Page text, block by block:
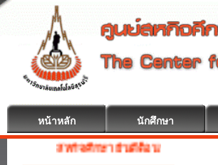
หน้าหลัก นักศึกษา
สหกิจศึกษา ยินดีต้อนรับ